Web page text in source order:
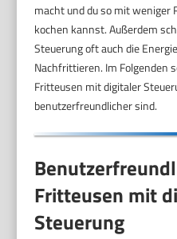
macht und du so mit weniger
kochen kannst. Außerdem
Steuerung oft auch die
Nachfrittieren. Im Folgenden
Fritteusen mit digitaler
benutzerfreundlicher sind.
Fritteusen mit
Steuerung